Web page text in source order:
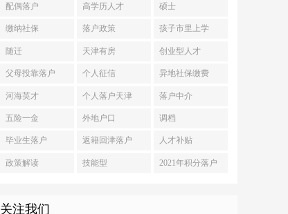
配偶落户 高学历人才 硕士
缴纳社保 落户政策 孩子市里上学
随迁 天津有房 创业型人才
父母投靠落户 个人征信 异地社保缴费
河海英才 个人落户天津 落户中介
五险一金 外地户口 调档
毕业生落户 返籍回津落户 人才补贴
政策解读 技能型 2021年积分落户
关注我们